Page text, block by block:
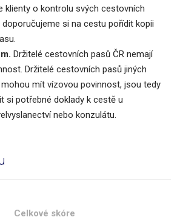
klienty o kontrolu svých cestovních
doporučujeme si na cestu pořídit kopii
Držitelé cestovních pasů ČR nemají
Držitelé cestovních pasů jiných
mít vízovou povinnost, jsou tedy
si potřebné doklady k cestě u
nebo konzulátu.
Celkové skóre